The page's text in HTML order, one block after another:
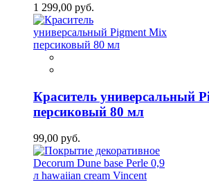
1 299,00 руб.
Краситель универсальный
персиковый 80 мл
99,00 руб.